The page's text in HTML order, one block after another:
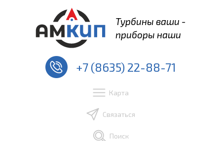
Турбины ваши -
приборы наши
+7 (8635) 22-88-71
Карта
Связаться
Поиск